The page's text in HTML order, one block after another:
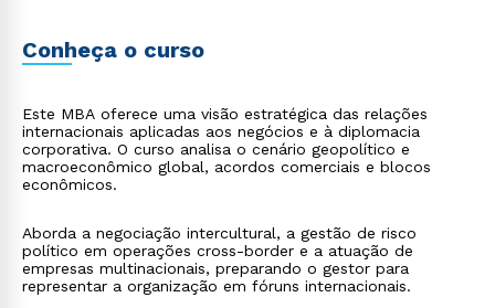
Conheça o curso
Este MBA oferece uma visão estratégica das relações
internacionais aplicadas aos negócios e à diplomacia
corporativa. O curso analisa o cenário geopolítico e
macroeconômico global, acordos comerciais e blocos
econômicos.
Aborda a negociação intercultural, a gestão de risco
político em operações cross-border e a atuação de
empresas multinacionais, preparando o gestor para
representar a organização em fóruns internacionais.